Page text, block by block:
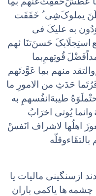
یملوکَ‌شِی ُ خَفَفَت
به علیکَ فی
استِجلَابکَ حَسنَ‌تنَا ئهم
قُوتِهمِ‌بما
منهم بمِا عَوَّ‌دتَهم
حَدَثِ من الامورِ ما
طیبهَ‌انفُسهمِ به
وانما یُوتی اخرَابُ
اهلُها لاشراف انَفسَْ
ازسنگینی مالیات یا
چشمه ها یاکمی باران